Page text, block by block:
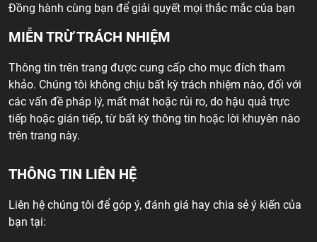
Đồng hành cùng bạn để giải quyết mọi thắc mắc của bạn
MIỄN TRỪ TRÁCH NHIỆM
Thông tin trên trang được cung cấp cho mục đích tham
khảo. Chúng tôi không chịu bất kỳ trách nhiệm nào, đối với
các vấn đề pháp lý, mất mát hoặc rủi ro, do hậu quả trực
tiếp hoặc gián tiếp, từ bất kỳ thông tin hoặc lời khuyên nào
trên trang này.
THÔNG TIN LIÊN HỆ
Liên hệ chúng tôi để góp ý, đánh giá hay chia sẻ ý kiến của
bạn tại: